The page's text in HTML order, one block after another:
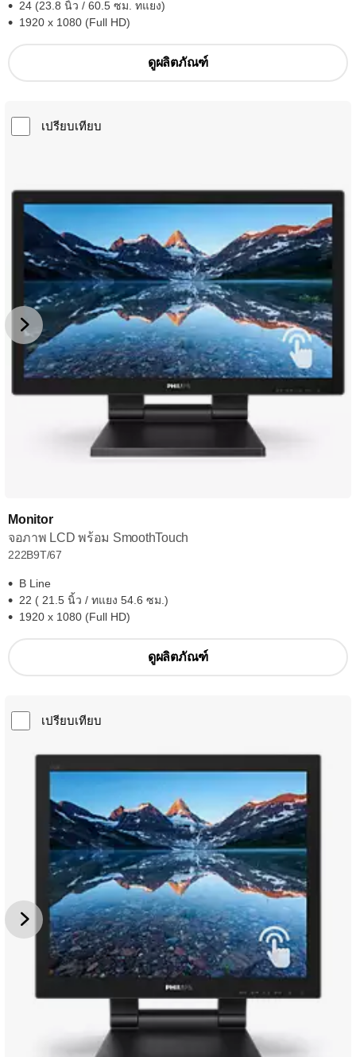
24 (23.8 นิ้ว / 60.5 ซม. ทแยง)
1920 x 1080 (Full HD)
ดูผลิตภัณฑ์
เปรียบเทียบ
Monitor
จอภาพ LCD พร้อม SmoothTouch
222B9T/67
B Line
22 ( 21.5 นิ้ว / ทแยง 54.6 ซม.)
1920 x 1080 (Full HD)
ดูผลิตภัณฑ์
เปรียบเทียบ